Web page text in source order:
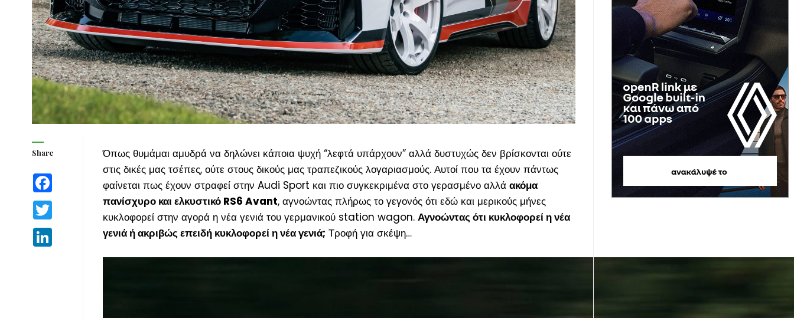
Share
Facebook
Twitter
LinkedIn
Όπως θυμάμαι αμυδρά να δηλώνει κάποια ψυχή “λεφτά υπάρχουν” αλλά δυστυχώς δεν βρίσκονται ούτε
στις δικές μας τσέπες, ούτε στους δικούς μας τραπεζικούς λογαριασμούς. Αυτοί που τα έχουν πάντως
φαίνεται πως έχουν στραφεί στην Audi Sport και πιο συγκεκριμένα στο γερασμένο αλλά ακόμα
πανίσχυρο και ελκυστικό RS6 Avant, αγνοώντας πλήρως το γεγονός ότι εδώ και μερικούς μήνες
κυκλοφορεί στην αγορά η νέα γενιά του γερμανικού station wagon. Αγνοώντας ότι κυκλοφορεί η νέα
γενιά ή ακριβώς επειδή κυκλοφορεί η νέα γενιά; Τροφή για σκέψη…